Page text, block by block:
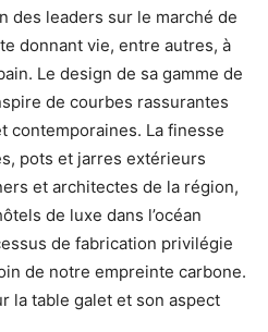
des leaders sur le marché de
donnant vie, entre autres, à
Le design de sa gamme de
de courbes rassurantes
contemporaines. La finesse
pots et jarres extérieurs
et architectes de la région,
de luxe dans l’océan
de fabrication privilégie
de notre empreinte carbone.
la table galet et son aspect